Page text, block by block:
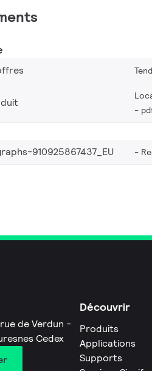
910925867437_EU
de Verdun -
Cedex
Découvrir
Produits
Applications
Supports